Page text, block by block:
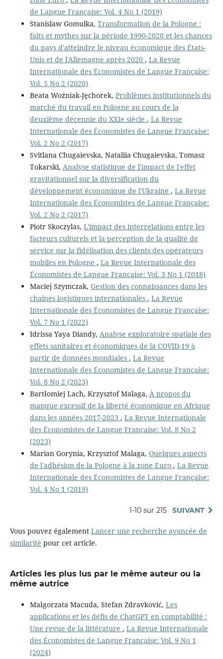
de Langue Française: Vol. 4 No 1 (2019)
Stanislaw Gomulka, Transformation de la Pologne :
faits et mythes sur la période 1990-2020 et les chances
du pays d'atteindre le niveau économique des États-
Unis et de l'Allemagne après 2020 , La Revue
Internationale des Économistes de Langue Française:
Vol. 5 No 2 (2020)
Beata Woźniak-Jęchorek, Problèmes institutionnels du
marché du travail en Pologne au cours de la
deuxième décennie du XXIe siècle , La Revue
Internationale des Économistes de Langue Française:
Vol. 2 No 2 (2017)
Svitlana Chugaievska, Nataliia Chugaievska, Tomasz
Tokarski, Analyse statistique de l'impact de l'effet
gravitationnel sur la diversification du
développement économique de l'Ukraine , La Revue
Internationale des Économistes de Langue Française:
Vol. 2 No 2 (2017)
Piotr Skoczylas, L'impact des interrelations entre les
facteurs culturels et la perception de la qualité de
service sur la fidélisation des clients des opérateurs
mobiles en Pologne , La Revue Internationale des
Économistes de Langue Française: Vol. 3 No 1 (2018)
Maciej Szymczak, Gestion des connaissances dans les
chaînes logistiques internationales , La Revue
Internationale des Économistes de Langue Française:
Vol. 7 No 1 (2022)
Idrissa Yaya Diandy, Analyse exploratoire spatiale des
effets sanitaires et économiques de la COVID-19 à
partir de données mondiales , La Revue
Internationale des Économistes de Langue Française:
Vol. 8 No 2 (2023)
Bartłomiej Lach, Krzysztof Malaga, À propos du
manque excessif de la liberté économique en Afrique
dans les années 2017-2023 , La Revue Internationale
des Économistes de Langue Française: Vol. 8 No 2
(2023)
Marian Gorynia, Krzysztof Malaga, Quelques aspects
de l'adhésion de la Pologne à la zone Euro , La Revue
Internationale des Économistes de Langue Française:
Vol. 4 No 1 (2019)
1-10 sur 215 SUIVANT
Vous pouvez également Lancer une recherche avancée de
similarité pour cet article.
Articles les plus lus par le même auteur ou la
même autrice
Małgorzata Macuda, Stefan Zdravković, Les
applications et les défis de ChatGPT en comptabilité :
Une revue de la littérature , La Revue Internationale
des Économistes de Langue Française: Vol. 9 No 1
(2024)